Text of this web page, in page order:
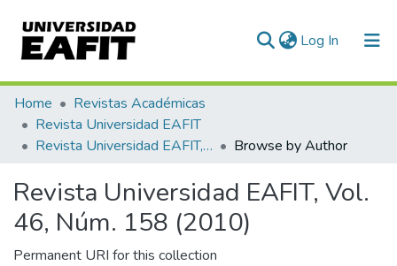
Log In (current)
Communities & Collections
All of DSpace
Home
Revistas Académicas
Revista Universidad EAFIT
Revista Universidad EAFIT, Vol. 46, Núm. 158 (2010)
Browse by Author
Revista Universidad EAFIT, Vol.
46, Núm. 158 (2010)
Permanent URI for this collection